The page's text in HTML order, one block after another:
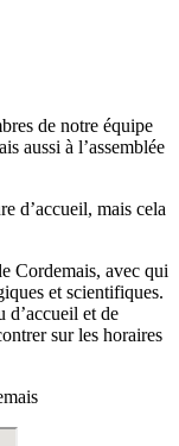
de notre équipe
aussi à l’assemblée
d’accueil, mais cela
Cordemais, avec qui
et scientifiques.
d’accueil et de
sur les horaires